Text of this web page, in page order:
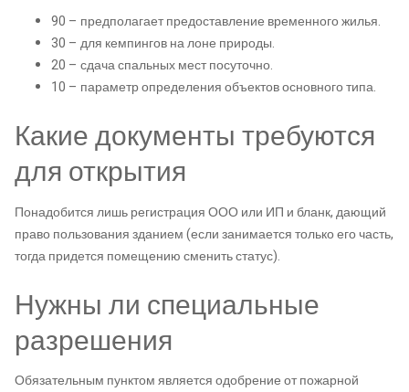
90 – предполагает предоставление временного жилья.
30 – для кемпингов на лоне природы.
20 – сдача спальных мест посуточно.
10 – параметр определения объектов основного типа.
Какие документы требуются
для открытия
Понадобится лишь регистрация ООО или ИП и бланк, дающий
право пользования зданием (если занимается только его часть,
тогда придется помещению сменить статус).
Нужны ли специальные
разрешения
Обязательным пунктом является одобрение от пожарной